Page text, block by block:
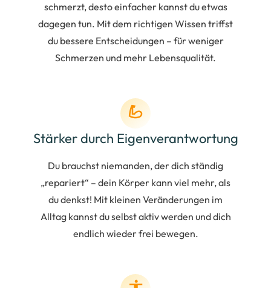
schmerzt, desto einfacher kannst du etwas
dagegen tun. Mit dem richtigen Wissen triffst
du bessere Entscheidungen – für weniger
Schmerzen und mehr Lebensqualität.
Stärker durch Eigenverantwortung
Du brauchst niemanden, der dich ständig
„repariert“ – dein Körper kann viel mehr, als
du denkst! Mit kleinen Veränderungen im
Alltag kannst du selbst aktiv werden und dich
endlich wieder frei bewegen.